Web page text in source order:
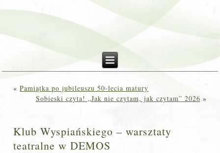
«Pamiątka po jubileuszu 50-lecia matury
Sobieski czyta! „Jak nie czytam, jak czytam” 2026 »
Klub Wyspiańskiego – warsztaty
teatralne w DEMOS